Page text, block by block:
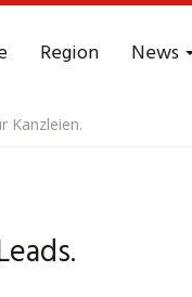
Region News
Kanzleien.